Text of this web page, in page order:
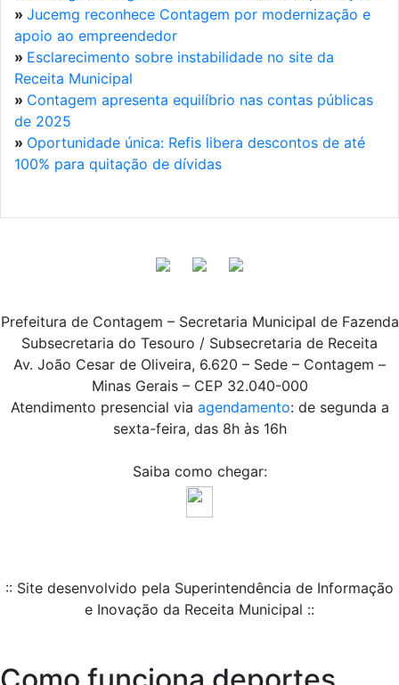
» Jucemg reconhece Contagem por modernização e
apoio ao empreendedor
» Esclarecimento sobre instabilidade no site da
Receita Municipal
» Contagem apresenta equilíbrio nas contas públicas
de 2025
» Oportunidade única: Refis libera descontos de até
100% para quitação de dívidas
Prefeitura de Contagem – Secretaria Municipal de Fazenda
Subsecretaria do Tesouro / Subsecretaria de Receita
Av. João Cesar de Oliveira, 6.620 – Sede – Contagem –
Minas Gerais – CEP 32.040-000
Atendimento presencial via agendamento: de segunda a
sexta-feira, das 8h às 16h
Saiba como chegar:
:: Site desenvolvido pela Superintendência de Informação
e Inovação da Receita Municipal ::